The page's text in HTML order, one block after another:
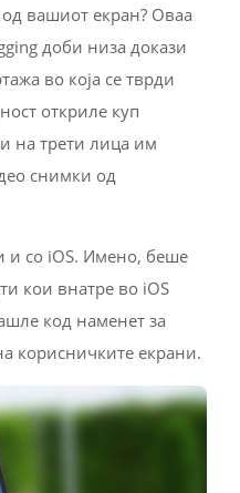
вашиот екран? Оваа
доби низа докази
во која се тврди
откриле куп
на трети лица им
снимки од
и со iOS. Имено, беше
кои внатре во iOS
код наменет за
корисничките екрани.